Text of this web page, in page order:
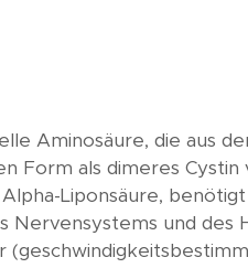
Aminosäure, die aus
Form als dimeres
Liponsäure,
Nervensystems und